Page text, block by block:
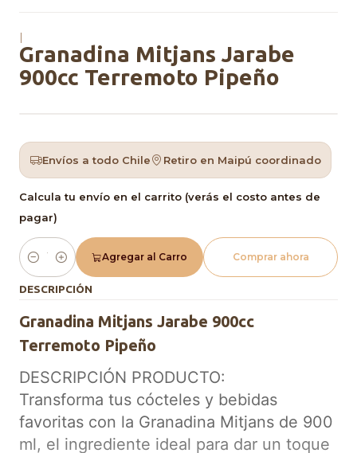
|
Granadina Mitjans Jarabe
900cc Terremoto Pipeño
Envíos a todo Chile Retiro en Maipú coordinado
Calcula tu envío en el carrito (verás el costo antes de
pagar)
Cantidad
Agregar al Carro Comprar ahora
DESCRIPCIÓN
Granadina Mitjans Jarabe 900cc
Terremoto Pipeño
DESCRIPCIÓN PRODUCTO:
Transforma tus cócteles y bebidas
favoritas con la Granadina Mitjans de 900
ml, el ingrediente ideal para dar un toque